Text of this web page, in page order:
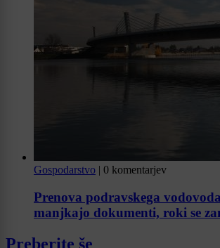
Gospodarstvo | 0 komentarjev
Prenova podravskega
manjkajo dokumenti, roki se
Preberite še